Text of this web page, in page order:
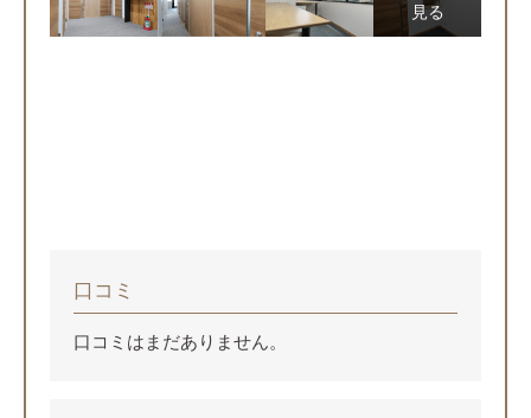
見る
口コミ
口コミはまだありません。